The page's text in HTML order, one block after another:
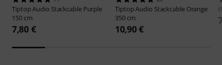
Tiptop Audio Stackcable Purple
150 cm
7,80 €
Tiptop Audio Stackcable Orange
350 cm
10,90 €